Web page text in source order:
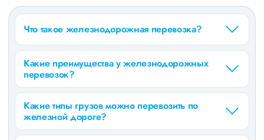
Что такое железнодорожная перевозка?
Какие преимущества у железнодорожных
перевозок?
Какие типы грузов можно перевозить по
железной дороге?